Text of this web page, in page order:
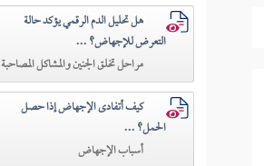
هل تحليل الدم الرقمي يؤكد حالة
التعرض للإجهاض؟ ...
مراحل تخلق الجنين والمشاكل المصاحبة
كيف أتفادى الإجهاض إذا حصل
الحمل؟ ...
أسباب الإجهاض